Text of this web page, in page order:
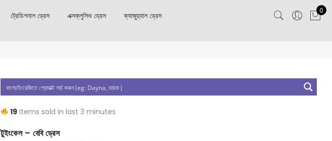
ট্রেডিশনাল ড্রেস এক্সক্লুসিভ ড্রেস ক্যাজুয়্যাল ড্রেস
0
19Items sold in last 3 minutes
টুইংকেল – বেবি ড্রেস